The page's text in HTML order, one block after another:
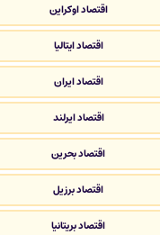
اقتصاد اوکراین
اقتصاد ایتالیا
اقتصاد ایران
اقتصاد ایرلند
اقتصاد بحرین
اقتصاد برزیل
اقتصاد بریتانیا